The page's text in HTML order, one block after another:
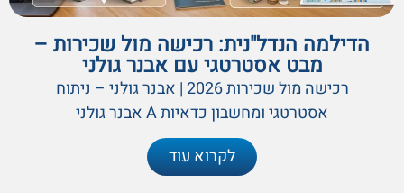
הדילמה הנדל"נית: רכישה מול שכירות –
מבט אסטרטגי עם אבנר גולני
רכישה מול שכירות 2026 | אבנר גולני – ניתוח
אסטרטגי ומחשבון כדאיות A אבנר גולני
לקרוא עוד